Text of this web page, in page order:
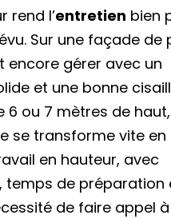
rend l’entretien bien
Sur une façade de
encore gérer avec un
et une bonne
6 ou 7 mètres de
se transforme vite en
en hauteur, avec
temps de préparation
de faire appel